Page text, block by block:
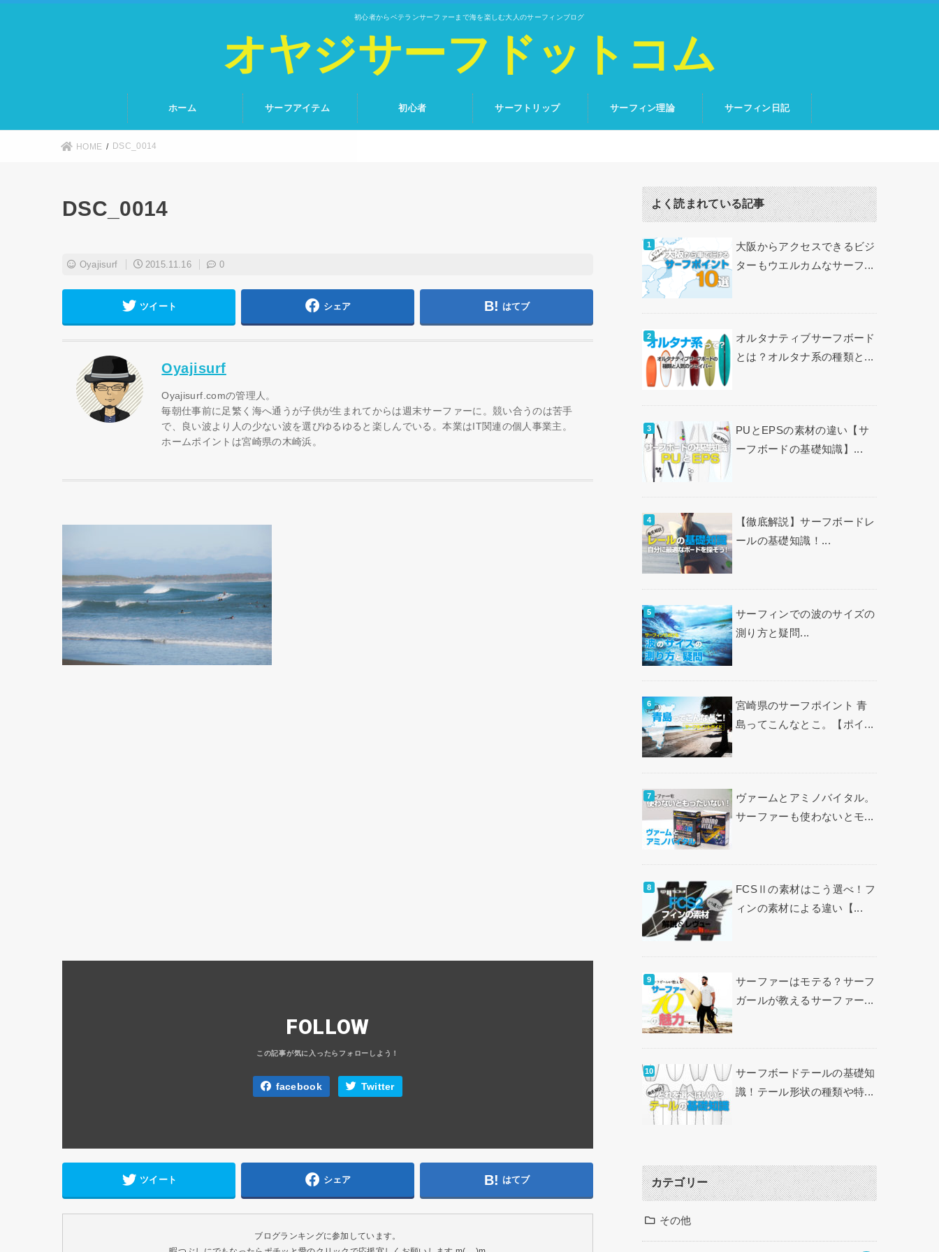
初心者からベテランサーファーまで海を楽しむ大人のサーフィンブログ
オヤジサーフドットコム
ホーム サーフアイテム 初心者 サーフトリップ サーフィン理論 サーフィン日記
HOME DSC_0014
DSC_0014
Oyajisurf 2015.11.16 0
ツイート シェア はてブ
Oyajisurf
Oyajisurf.comの管理人。
毎朝仕事前に足繁く海へ通うが子供が生まれてからは週末サーファーに。競い合うのは苦手
で、良い波より人の少ない波を選びゆるゆると楽しんでいる。本業はIT関連の個人事業主。
ホームポイントは宮崎県の木崎浜。
FOLLOW
facebook Twitter
ツイート シェア はてブ
ブログランキングに参加しています。
よく読まれている記事
大阪からアクセスできるビジ
ターもウエルカムなサーフ...
オルタナティブサーフボード
とは？オルタナ系の種類と...
PUとEPSの素材の違い【サ
ーフボードの基礎知識】...
【徹底解説】サーフボードレ
ールの基礎知識！...
サーフィンでの波のサイズの
測り方と疑問...
宮崎県のサーフポイント 青
島ってこんなとこ。【ポイ...
ヴァームとアミノバイタル。
サーファーも使わないとモ...
FCSⅡの素材はこう選べ！フ
ィンの素材による違い【...
サーファーはモテる？サーフ
ガールが教えるサーファー...
サーフボードテールの基礎知
識！テール形状の種類や特...
カテゴリー
その他